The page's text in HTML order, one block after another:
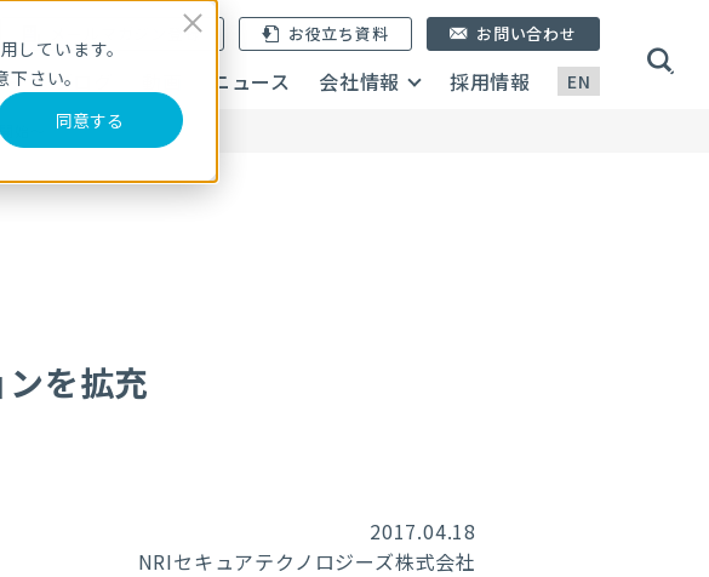
ています。
さい。
同意する
EN
メールマガジン登録 お役立ち資料
ブログ ニュース 会社情報 採用情報
お問い合わせ
始～
を拡充
2017.04.18
NRIセキュアテクノロジーズ株式会社